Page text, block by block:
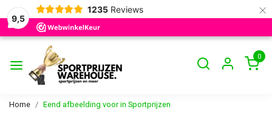
9,5
1235 Reviews ×
0
Home Eend afbeelding voor in Sportprijzen